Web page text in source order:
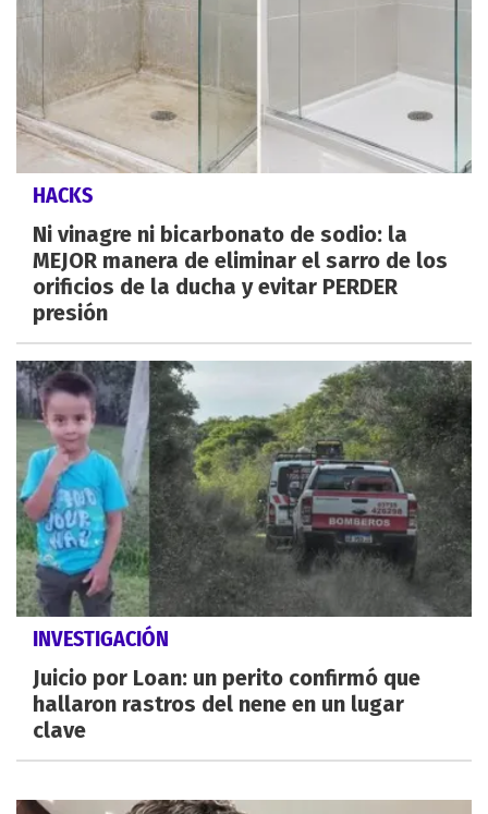
HACKS
Ni vinagre ni bicarbonato de sodio: la
MEJOR manera de eliminar el sarro de los
orificios de la ducha y evitar PERDER
presión
INVESTIGACIÓN
Juicio por Loan: un perito confirmó que
hallaron rastros del nene en un lugar
clave